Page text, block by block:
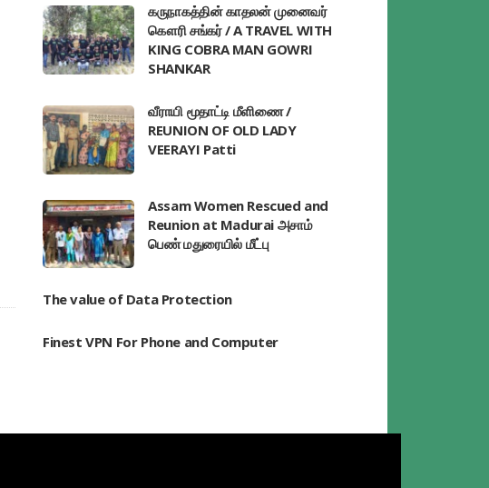
கருநாகத்தின் காதலன் முனைவர்
கௌரி சங்கர் / A TRAVEL WITH
KING COBRA MAN GOWRI
SHANKAR
வீராயி மூதாட்டி மீளிணை /
REUNION OF OLD LADY
VEERAYI Patti
Assam Women Rescued and
Reunion at Madurai அசாம்
பெண் மதுரையில் மீட்பு
The value of Data Protection
Finest VPN For Phone and Computer